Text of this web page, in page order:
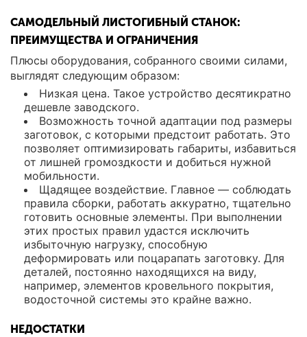
САМОДЕЛЬНЫЙ ЛИСТОГИБНЫЙ СТАНОК:
ПРЕИМУЩЕСТВА И ОГРАНИЧЕНИЯ
Плюсы оборудования, собранного своими силами,
выглядят следующим образом:
Низкая цена. Такое устройство десятикратно
дешевле заводского.
Возможность точной адаптации под размеры
заготовок, с которыми предстоит работать. Это
позволяет оптимизировать габариты, избавиться
от лишней громоздкости и добиться нужной
мобильности.
Щадящее воздействие. Главное — соблюдать
правила сборки, работать аккуратно, тщательно
готовить основные элементы. При выполнении
этих простых правил удастся исключить
избыточную нагрузку, способную
деформировать или поцарапать заготовку. Для
деталей, постоянно находящихся на виду,
например, элементов кровельного покрытия,
водосточной системы это крайне важно.
НЕДОСТАТКИ